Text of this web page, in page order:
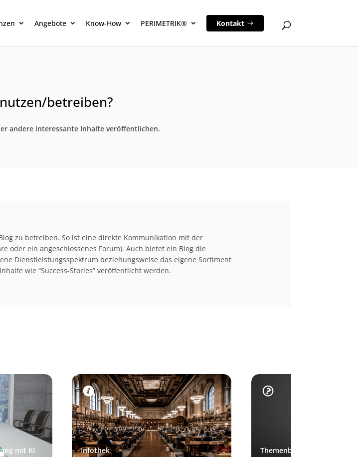
Angebote Know-How PERIMETRIK® Kontakt
betreiben?
andere interessante Inhalte veröffentlichen.
zu betreiben. So ist eine direkte Kommunikation mit der
oder ein angeschlossenes Forum). Auch bietet ein Blog die
Dienstleistungsspektrum beziehungsweise das eigene Sortiment
wie “Success-Stories” veröffentlicht werden.
mit KI Infothek Themenbezogene FAQ